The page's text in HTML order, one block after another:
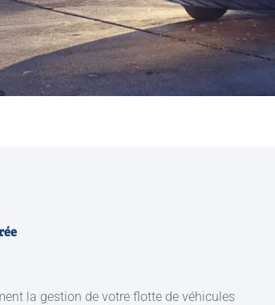
la gestion de votre flotte de véhicules